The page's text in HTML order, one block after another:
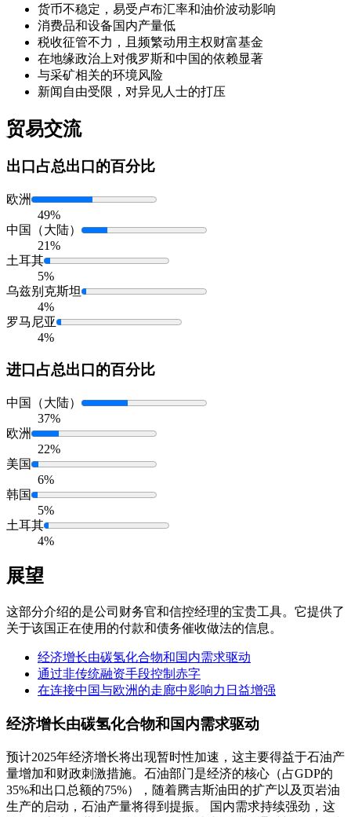
货币不稳定，易受卢布汇率和油价波动影响
消费品和设备国内产量低
税收征管不力，且频繁动用主权财富基金
在地缘政治上对俄罗斯和中国的依赖显著
与采矿相关的环境风险
新闻自由受限，对异见人士的打压
贸易交流
出口 占总出口的百分比
欧洲
49%
中国（大陆）
21%
土耳其
5%
乌兹别克斯坦
4%
罗马尼亚
4%
进口占总出口的百分比
中国（大陆）
37%
欧洲
22%
美国
6%
韩国
5%
土耳其
4%
展望
这部分介绍的是公司财务官和信控经理的宝贵工具。它提供了
关于该国正在使用的付款和债务催收做法的信息。
经济增长由碳氢化合物和国内需求驱动
通过非传统融资手段控制赤字
在连接中国与欧洲的走廊中影响力日益增强
经济增长由碳氢化合物和国内需求驱动
预计2025年经济增长将出现暂时性加速，这主要得益于石油产
量增加和财政刺激措施。石油部门是经济的核心（占GDP的
35%和出口总额的75%），随着腾吉斯油田的扩产以及页岩油
生产的启动，石油产量将得到提振。 国内需求持续强劲，这